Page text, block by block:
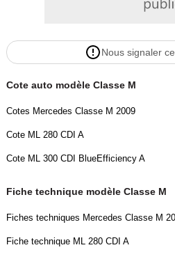
Nous signaler
Cote auto modèle Classe M
Cotes Mercedes Classe M 2009
Cote ML 280 CDI A
Cote ML 300 CDI BlueEfficiency A
Fiche technique modèle Classe M
Fiches techniques Mercedes Classe M
Fiche technique ML 280 CDI A